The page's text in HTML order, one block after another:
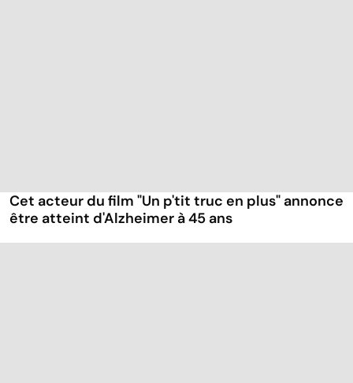
Cet acteur du film "Un p'tit truc en plus" annonce
être atteint d'Alzheimer à 45 ans